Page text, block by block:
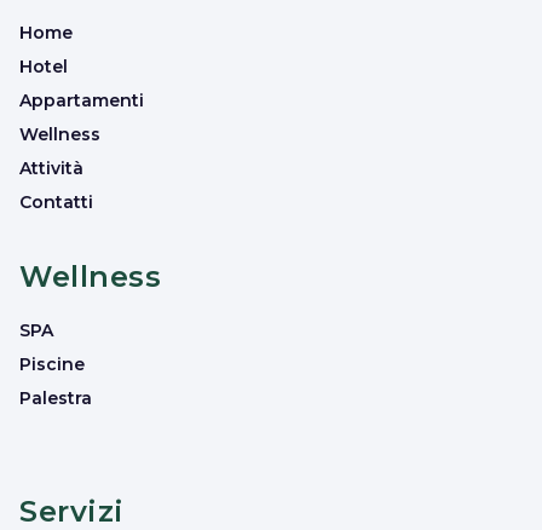
Home
Hotel
Appartamenti
Wellness
Attività
Contatti
Wellness
SPA
Piscine
Palestra
Servizi